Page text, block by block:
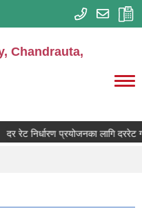
Chandrauta,
दर रेट निर्धारण प्रयोजनका लागि दररेट